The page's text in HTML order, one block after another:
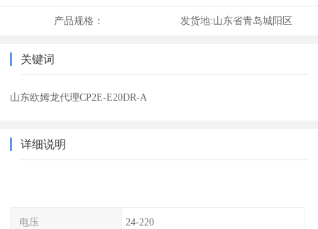
产品规格： 发货地:山东省青岛城阳区
关键词
山东欧姆龙代理CP2E-E20DR-A
详细说明
电压 24-220